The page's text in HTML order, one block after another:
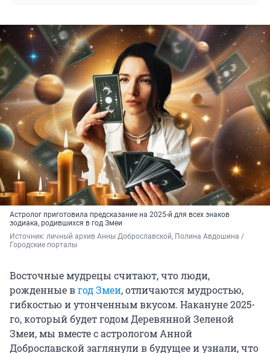
Астролог приготовила предсказание на 2025-й для всех знаков
зодиака, родившихся в год Змеи
Источник: личный архив Анны Доброславской, Полина Авдошина /
Городские порталы
Восточные мудрецы считают, что люди,
рожденные вгод Змеи, отличаются мудростью,
гибкостью и утонченным вкусом. Накануне 2025-
го, который будет годом Деревянной Зеленой
Змеи, мы вместе с астрологом Анной
Доброславской заглянули в будущее и узнали, что